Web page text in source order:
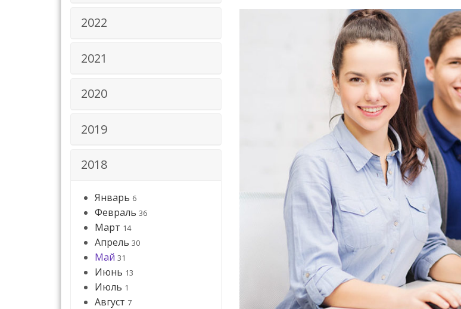
2022
2021
2020
2019
2018
Январь 6
Февраль 36
Март 14
Апрель 30
Май 31
Июнь 13
Июль 1
Август 7